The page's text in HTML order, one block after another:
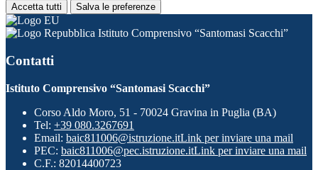
Accetta tutti Salva le preferenze
Istituto Comprensivo “Santomasi Scacchi”
Contatti
Istituto Comprensivo “Santomasi Scacchi”
Corso Aldo Moro, 51 - 70024 Gravina in Puglia (BA)
Tel: +39 080.3267691
Email: baic811006@istruzione.itLink per inviare una mail
PEC: baic811006@pec.istruzione.itLink per inviare una mail
C.F.: 82014400723